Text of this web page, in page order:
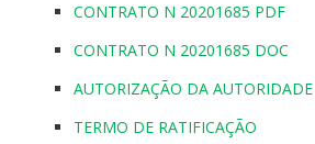
CONTRATO N 20201685 PDF
CONTRATO N 20201685 DOC
AUTORIZAÇÃO DA
TERMO DE RATIFICAÇÃO